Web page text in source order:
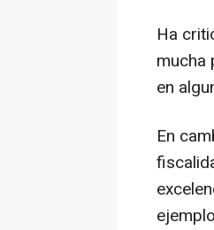
Ha
mucha
en
En